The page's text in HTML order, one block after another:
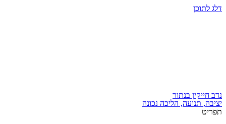
דלג לתוכן
נדב חייקין בנתור
יציבה, תנועה, הליכה נכונה
תפריט